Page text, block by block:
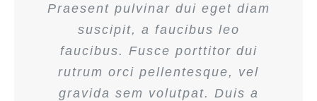
Praesent pulvinar dui eget diam
suscipit, a faucibus leo
faucibus. Fusce porttitor dui
rutrum orci pellentesque, vel
gravida sem volutpat. Duis a